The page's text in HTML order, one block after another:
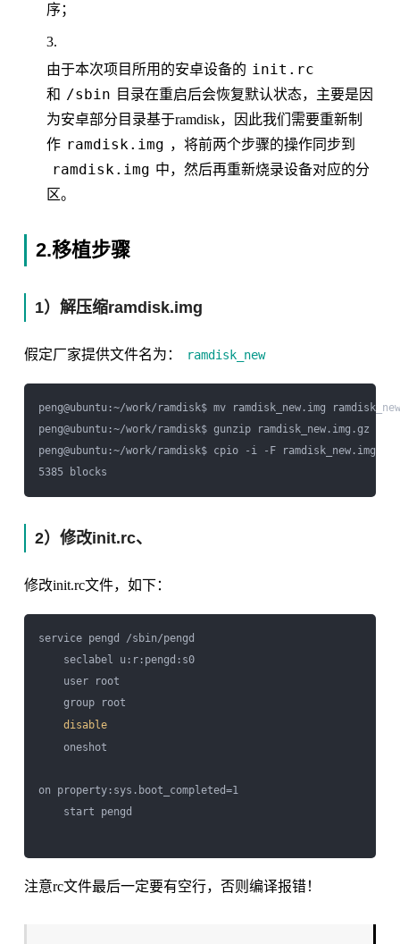
序；
由于本次项目所用的安卓设备的 init.rc
和 /sbin 目录在重启后会恢复默认状态，主要是因
为安卓部分目录基于ramdisk，因此我们需要重新制
作 ramdisk.img ，将前两个步骤的操作同步到
ramdisk.img 中，然后再重新烧录设备对应的分
区。
2.移植步骤
1）解压缩ramdisk.img
假定厂家提供文件名为： ramdisk_new
peng@ubuntu:~/work/ramdisk$ mv ramdisk_new.img
peng@ubuntu:~/work/ramdisk$ gunzip ramdisk_new.img.gz
peng@ubuntu:~/work/ramdisk$ cpio -i -F ramdisk_new.img
2）修改init.rc、
修改init.rc文件，如下：
service pengd /sbin/pengd
seclabel u:r:pengd:s0
user root
group root
disable
oneshot
on property:sys.boot_completed=1
start pengd
注意rc文件最后一定要有空行，否则编译报错！